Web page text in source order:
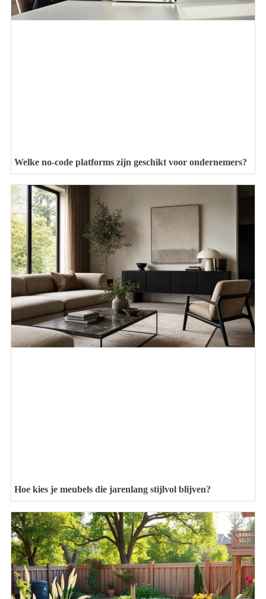
Welke no-code platforms zijn geschikt voor ondernemers?
Hoe kies je meubels die jarenlang stijlvol blijven?